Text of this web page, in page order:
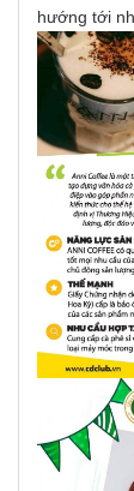
hướng tới